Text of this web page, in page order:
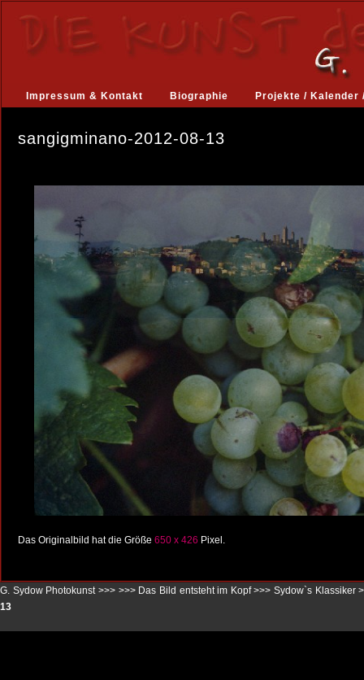
Impressum & Kontakt Biographie Projekte / Kalender
sangigminano-2012-08-13
Das Originalbild hat die Größe 650 x 426 Pixel.
G. Sydow Photokunst >>>>>> Das Bild entsteht im Kopf>>>Sydow`s Klassiker
13